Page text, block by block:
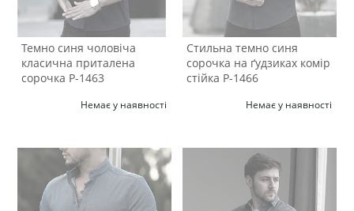
Темно синя чоловіча
класична приталена
сорочка Р-1463
Немає у наявності
Стильна темно синя
сорочка на ґудзиках комір
стійка Р-1466
Немає у наявності